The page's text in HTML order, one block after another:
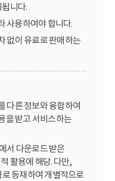
니다.
사용하여야 합니다.
없이 유료로 판매하는
다른 정보와 융합하여
을 받고 서비스하는
서 다운로드 받은
활용에 해당. 다만,
등재하여 개별적으로